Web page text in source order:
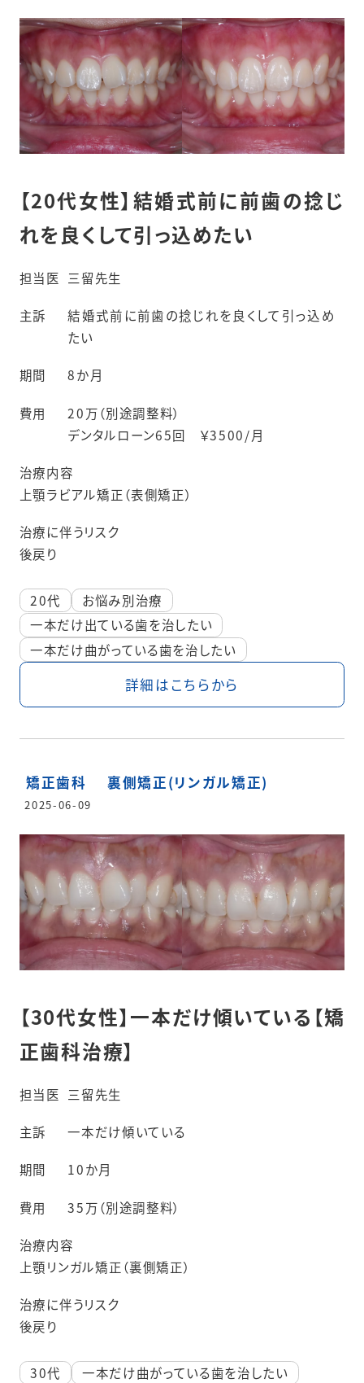
【20代女性】結婚式前に前歯の捻じ
れを良くして引っ込めたい
担当医 三留先生
主訴
結婚式前に前歯の捻じれを良くして引っ込め
たい
期間 8か月
費用
20万（別途調整料）
デンタルローン65回 ￥3500/月
治療内容
上顎ラビアル矯正（表側矯正）
治療に伴うリスク
後戻り
20代
お悩み別治療
一本だけ出ている歯を治したい
一本だけ曲がっている歯を治したい
詳細はこちらから
矯正歯科 裏側矯正(リンガル矯正)
2025-06-09
【30代女性】一本だけ傾いている【矯
正歯科治療】
担当医 三留先生
主訴 一本だけ傾いている
期間 10か月
費用 35万（別途調整料）
治療内容
上顎リンガル矯正（裏側矯正）
治療に伴うリスク
後戻り
30代
一本だけ曲がっている歯を治したい